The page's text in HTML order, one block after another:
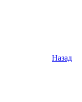
Назад